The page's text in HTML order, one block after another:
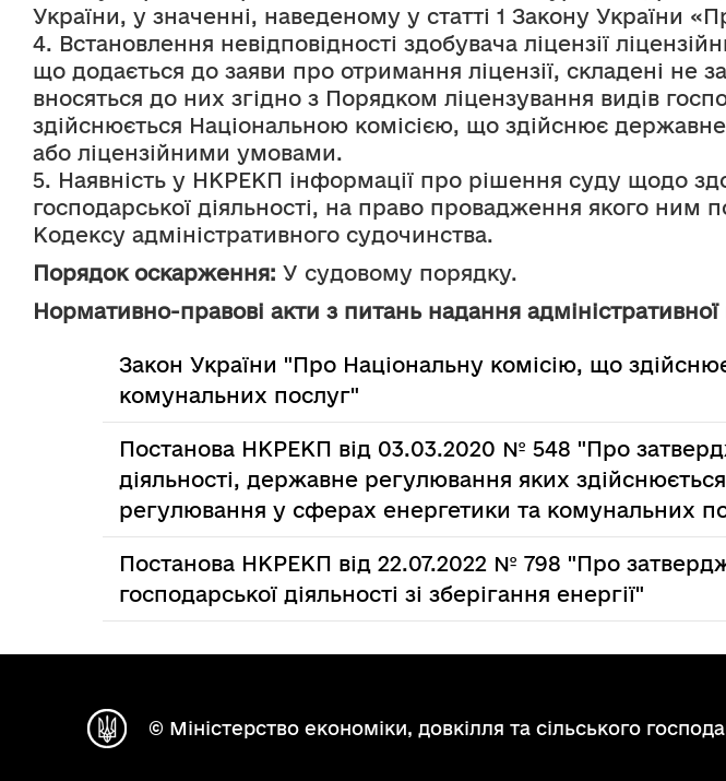
України, у значенні, наведеному у статті 1 Закону України
4. Встановлення невідповідності здобувача ліцензії
що додається до заяви про отримання ліцензії, складені
вносяться до них згідно з Порядком ліцензування видів
здійснюється Національною комісією, що здійснює
або ліцензійними умовами.
5. Наявність у НКРЕКП інформації про рішення суду щодо
господарської діяльності, на право провадження якого ним
Кодексу адміністративного судочинства.
Порядок оскарження: У судовому порядку.
Нормативно-правові акти з питань надання адміністративної
Закон України "Про Національну комісію, що
комунальних послуг"
Постанова НКРЕКП від 03.03.2020 № 548 "Про
діяльності, державне регулювання яких
регулювання у сферах енергетики та комунальних
Постанова НКРЕКП від 22.07.2022 № 798 "Про
господарської діяльності зі зберігання енергії"
© Міністерство економіки, довкілля та сільського